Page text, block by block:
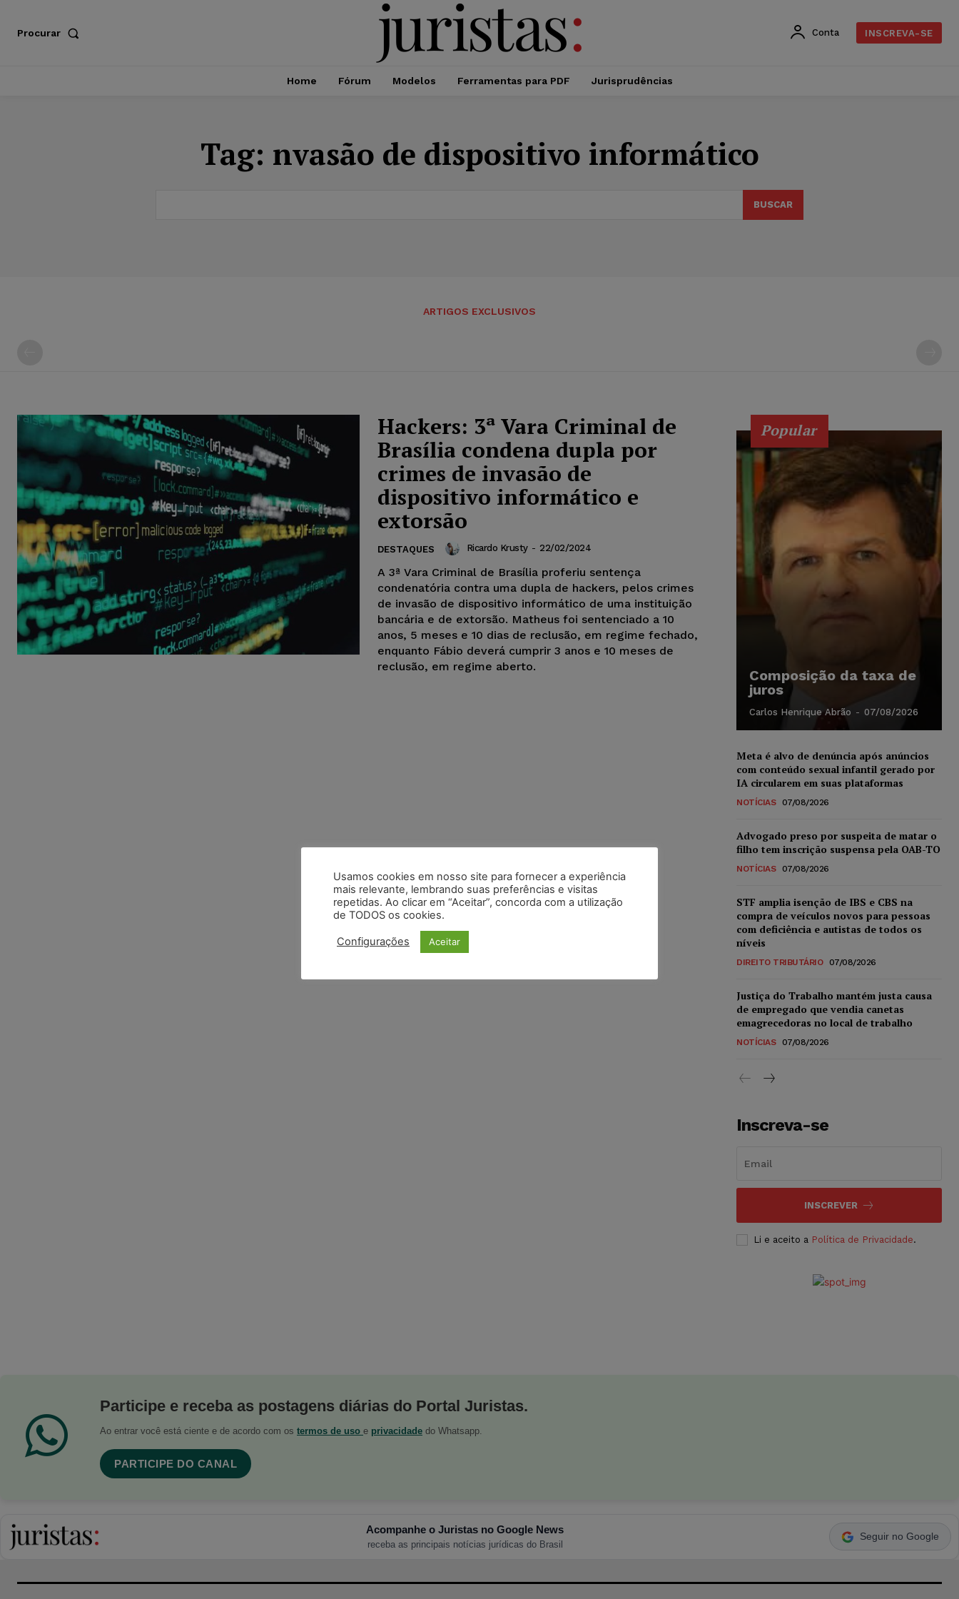
Procurar Conta INSCREVA-SE
Home Fórum Modelos Ferramentas para PDF Jurisprudências
Tag: nvasão de dispositivo informático
BUSCAR
ARTIGOS EXCLUSIVOS
Hackers: 3ª Vara Criminal de
Brasília condena dupla por
crimes de invasão de
dispositivo informático e
extorsão
DESTAQUES Ricardo Krusty - 22/02/2024
A 3ª Vara Criminal de Brasília proferiu sentença
condenatória contra uma dupla de hackers, pelos crimes
de invasão de dispositivo informático de uma instituição
bancária e de extorsão. Matheus foi sentenciado a 10
anos, 5 meses e 10 dias de reclusão, em regime fechado,
enquanto Fábio deverá cumprir 3 anos e 10 meses de
reclusão, em regime aberto.
Popular
Composição da taxa de
juros
Carlos Henrique Abrão - 07/08/2026
Meta é alvo de denúncia após anúncios
com conteúdo sexual infantil gerado por
IA circularem em suas plataformas
NOTÍCIAS 07/08/2026
Advogado preso por suspeita de matar o
filho tem inscrição suspensa pela OAB-TO
NOTÍCIAS 07/08/2026
STF amplia isenção de IBS e CBS na
compra de veículos novos para pessoas
com deficiência e autistas de todos os
níveis
DIREITO TRIBUTÁRIO 07/08/2026
Justiça do Trabalho mantém justa causa
de empregado que vendia canetas
emagrecedoras no local de trabalho
NOTÍCIAS 07/08/2026
Inscreva-se
INSCREVER
Li e aceito a Política de Privacidade.
Participe e receba as postagens diárias do Portal Juristas.
Ao entrar você está ciente e de acordo com os termos de uso e privacidade do Whatsapp.
PARTICIPE DO CANAL
Acompanhe o Juristas no Google News
receba as principais notícias jurídicas do Brasil
Seguir no Google
Usamos cookies em nosso site para fornecer a experiência
mais relevante, lembrando suas preferências e visitas
repetidas. Ao clicar em “Aceitar”, concorda com a utilização
de TODOS os cookies.
Configurações Aceitar